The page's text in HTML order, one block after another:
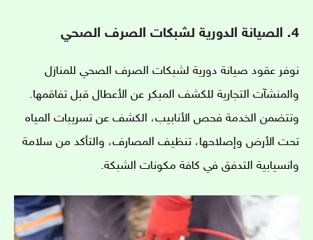
4. الصيانة الدورية لشبكات الصرف الصحي
نوفر عقود صيانة دورية لشبكات الصرف الصحي للمنازل
والمنشآت التجارية للكشف المبكر عن الأعطال قبل تفاقمها.
وتتضمن الخدمة فحص الأنابيب، الكشف عن تسريبات المياه
تحت الأرض وإصلاحها، تنظيف المصارف، والتأكد من سلامة
وانسيابية التدفق في كافة مكونات الشبكة.